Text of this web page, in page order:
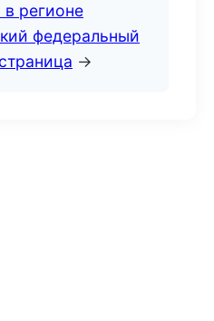
регионе
федеральный
→